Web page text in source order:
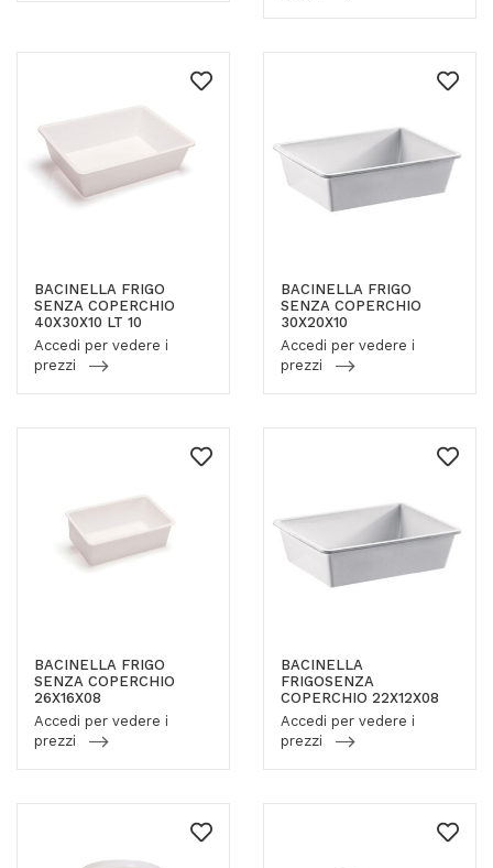
BACINELLA FRIGO
SENZA COPERCHIO
40X30X10 LT 10
Accedi per vedere i
prezzi
BACINELLA FRIGO
SENZA COPERCHIO
30X20X10
Accedi per vedere i
prezzi
BACINELLA FRIGO
SENZA COPERCHIO
26X16X08
Accedi per vedere i
prezzi
BACINELLA
FRIGOSENZA
COPERCHIO 22X12X08
Accedi per vedere i
prezzi